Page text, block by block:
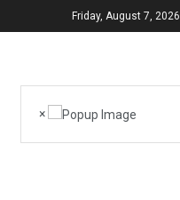
Friday, August 7, 2026
×